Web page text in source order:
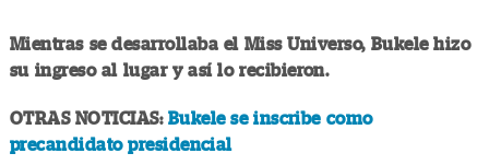
Mientras se desarrollaba el Miss Universo, Bukele hizo
su ingreso al lugar y así lo recibieron.
OTRAS NOTICIAS: Bukele se inscribe como
precandidato presidencial